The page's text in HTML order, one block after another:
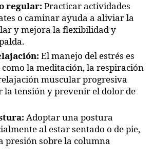
regular: Practicar actividades
o caminar ayuda a aliviar la
y mejora la flexibilidad y
El manejo del estrés es
como la meditación, la respiración
muscular progresiva
la tensión y prevenir el dolor de
Adoptar una postura
al estar sentado o de pie,
presión sobre la columna